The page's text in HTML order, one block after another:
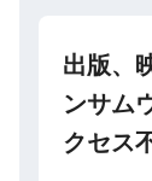
出版、
ンサム
クセス